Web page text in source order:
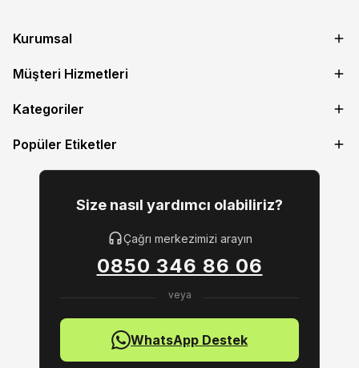
Kurumsal
Müşteri Hizmetleri
Kategoriler
Popüler Etiketler
Size nasıl yardımcı olabiliriz?
Çağrı merkezimizi arayın
0850 346 86 06
WhatsApp Destek